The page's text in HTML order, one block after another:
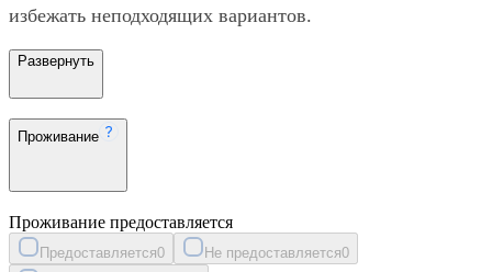
избежать неподходящих вариантов.
Развернуть
Проживание
Проживание предоставляется
Предоставляется0 Не предоставляется0